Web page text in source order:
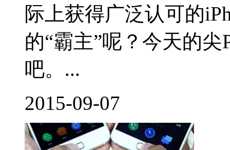
际上获得广泛认可的
的“霸主”呢？今天的
吧。...
2015-09-07